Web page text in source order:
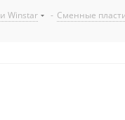
Winstar - Сменные